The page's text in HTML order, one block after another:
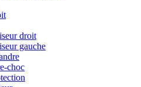
droit
gauche
choc